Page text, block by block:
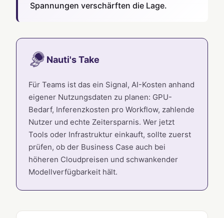
Spannungen verschärften die Lage.
Nauti's Take
Für Teams ist das ein Signal, AI-Kosten anhand
eigener Nutzungsdaten zu planen: GPU-
Bedarf, Inferenzkosten pro Workflow, zahlende
Nutzer und echte Zeitersparnis. Wer jetzt
Tools oder Infrastruktur einkauft, sollte zuerst
prüfen, ob der Business Case auch bei
höheren Cloudpreisen und schwankender
Modellverfügbarkeit hält.